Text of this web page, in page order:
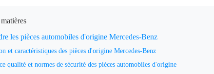
les pièces automobiles d'origine Mercedes-Benz
et caractéristiques des pièces d'origine Mercedes-Benz
qualité et normes de sécurité des pièces automobiles d'origine